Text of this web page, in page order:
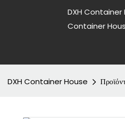
DXH Container
Container
DXH Container House